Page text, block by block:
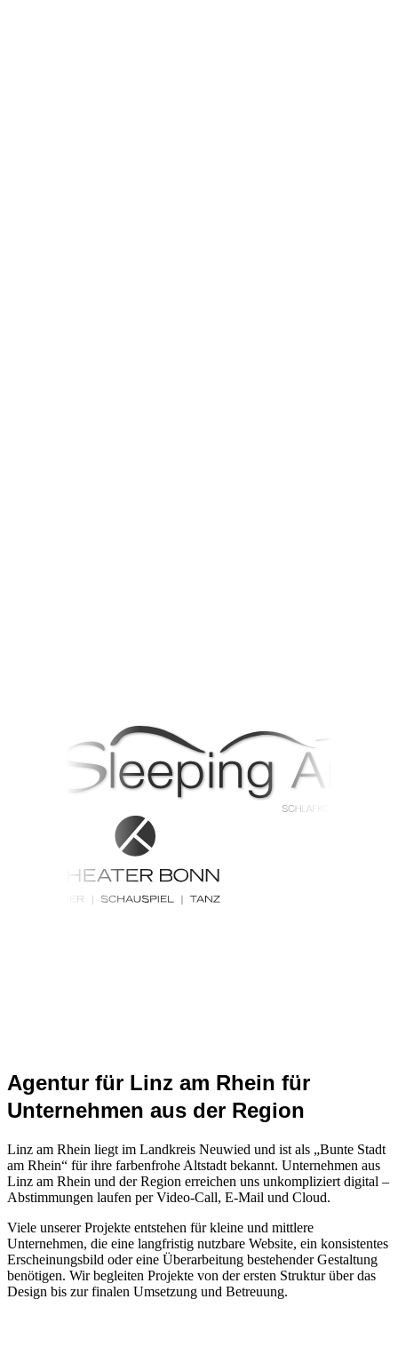
Agentur für Linz am Rhein für
Unternehmen aus der Region
Linz am Rhein liegt im Landkreis Neuwied und ist als „Bunte Stadt
am Rhein“ für ihre farbenfrohe Altstadt bekannt. Unternehmen aus
Linz am Rhein und der Region erreichen uns unkompliziert digital –
Abstimmungen laufen per Video-Call, E-Mail und Cloud.
Viele unserer Projekte entstehen für kleine und mittlere
Unternehmen, die eine langfristig nutzbare Website, ein konsistentes
Erscheinungsbild oder eine Überarbeitung bestehender Gestaltung
benötigen. Wir begleiten Projekte von der ersten Struktur über das
Design bis zur finalen Umsetzung und Betreuung.